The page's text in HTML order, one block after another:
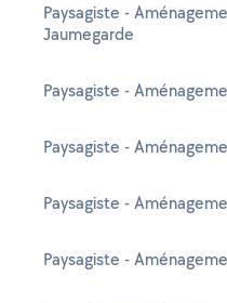
Paysagiste -
Jaumegarde
Paysagiste -
Paysagiste -
Paysagiste -
Paysagiste -